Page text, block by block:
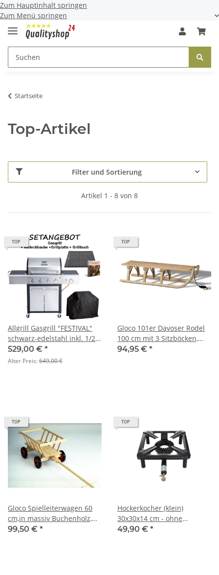
Zum Hauptinhalt springen
Zum Menü springen
Startseite
Top-Artikel
Filter und Sortierung
Artikel 1 - 8 von 8
TOP
Allgrill Gasgrill "FESTIVAL"
schwarz-edelstahl inkl. 1/2
Gussgrillplatte,
Abdeckhaube und Grillbuch
529,00 € *
Alter Preis:649,00 €
TOP
Gloco 101er Davoser Rodel
100 cm mit 3 Sitzböcken,
verlängerter Sitzfläche,
94,95 € *
TOP
Gloco Spielleiterwagen 60
cm,in massiv Buchenholz,
durchlenkbar, Räder
99,50 € *
TOP
Hockerkocher (klein)
30x30x14 cm - ohne
Zündsicherung, 4 kW
49,90 € *